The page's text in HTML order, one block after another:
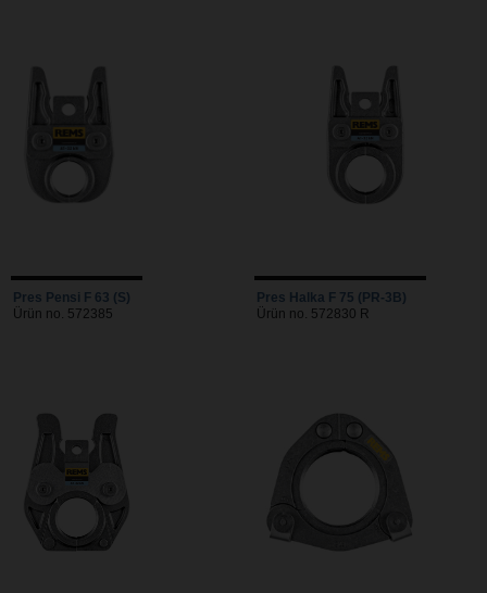
Pres Pensi F 63 (S)
Ürün no. 572385
Pres Halka F 75 (PR-3B)
Ürün no. 572830 R